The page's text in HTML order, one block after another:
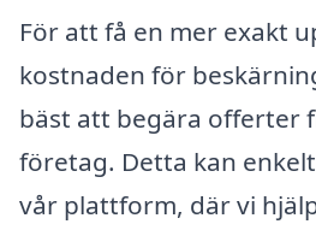
För att få en mer exakt
kostnaden för
bäst att begära offerter
företag. Detta kan
vår plattform, där vi